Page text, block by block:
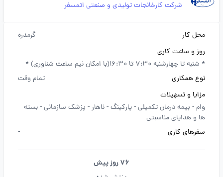
شرکت کارخانجات تولیدی و صنعتی اتمسفر
محل کار
گرمدره
روز و ساعت کاری
* شنبه تا چهارشنبه 7:30 تا 16:30(با امکان نیم ساعت شناوری) *
نوع همکاری
تمام وقت
مزایا و تسهیلات
وام - بیمه درمان تکمیلی -پارکینگ -ناهار - پزشک سازمانی -بسته
ها و هدایای مناسبتی
سفرهای کاری
-
76 روز پیش